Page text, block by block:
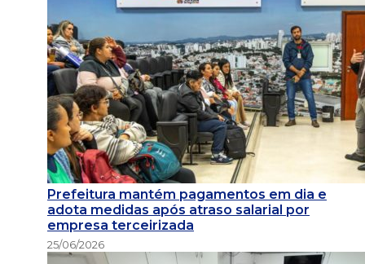
Prefeitura mantém pagamentos em dia e
adota medidas após atraso salarial por
empresa terceirizada
25/06/2026